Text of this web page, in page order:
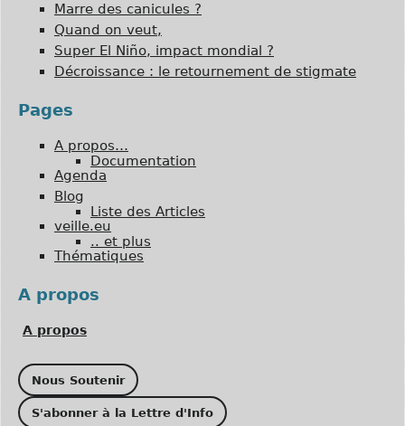
Marre des canicules ?
Quand on veut,
Super El Niño, impact mondial ?
Décroissance : le retournement de stigmate
Pages
A propos…
Documentation
Agenda
Blog
Liste des Articles
veille.eu
.. et plus
Thématiques
A propos
A propos
Nous Soutenir
S'abonner à la Lettre d'Info